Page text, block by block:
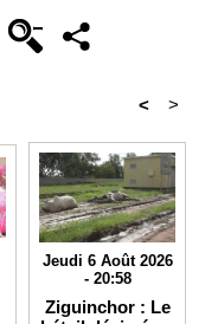
< >
Jeudi 6 Août 2026
- 20:58
Ziguinchor : Le